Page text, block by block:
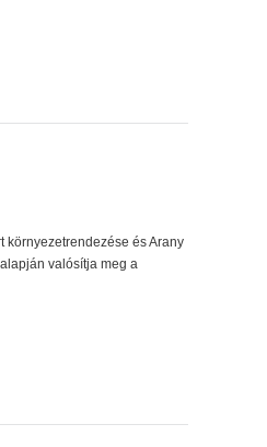
környezetrendezése és Arany
valósítja meg a